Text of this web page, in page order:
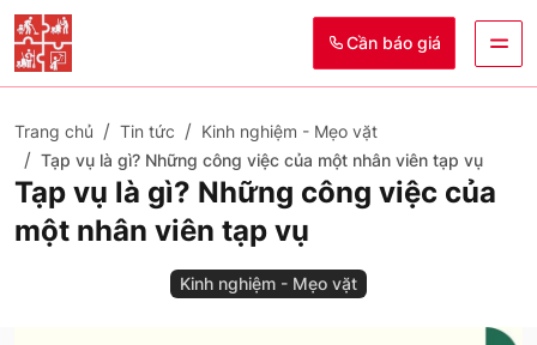
Cần báo giá
Trang chủ Tin tức
Kinh nghiệm - Mẹo vặt
Tạp vụ là gì? Những công việc của một nhân viên tạp vụ
Tạp vụ là gì? Những công việc của
một nhân viên tạp vụ
Kinh nghiệm - Mẹo vặt